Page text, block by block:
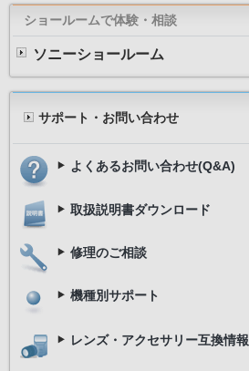
ショールームで体験・相談
ソニーショールーム
サポート・お問い合わせ
よくあるお問い合わせ(Q&A)
取扱説明書ダウンロード
修理のご相談
機種別サポート
レンズ・アクセサリー互換情報